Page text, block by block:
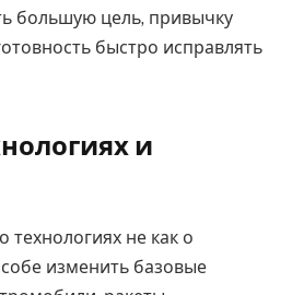
большую цель, привычку
быстро исправлять
и
технологиях не как о
изменить базовые